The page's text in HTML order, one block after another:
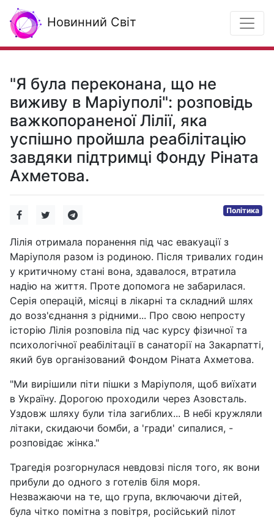
Новинний Світ
"Я була переконана, що не
виживу в Маріуполі": розповідь
важкопораненої Лілії, яка
успішно пройшла реабілітацію
завдяки підтримці Фонду Ріната
Ахметова.
Політика
Лілія отримала поранення під час евакуації з
Маріуполя разом із родиною. Після тривалих годин
у критичному стані вона, здавалося, втратила
надію на життя. Проте допомога не забарилася.
Серія операцій, місяці в лікарні та складний шлях
до возз'єднання з рідними... Про свою непросту
історію Лілія розповіла під час курсу фізичної та
психологічної реабілітації в санаторії на Закарпатті,
який був організований Фондом Ріната Ахметова.
"Ми вирішили піти пішки з Маріуполя, щоб виїхати
в Україну. Дорогою проходили через Азовсталь.
Уздовж шляху були тіла загиблих... В небі кружляли
літаки, скидаючи бомби, а 'гради' сипалися, -
розповідає жінка."
Трагедія розгорнулася невдовзі після того, як вони
прибули до одного з готелів біля моря.
Незважаючи на те, що група, включаючи дітей,
була чітко помітна з повітря, російський пілот